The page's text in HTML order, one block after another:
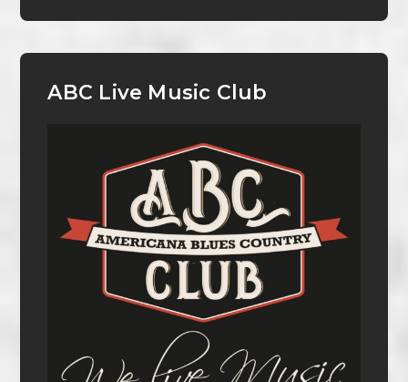
ABC Live Music Club